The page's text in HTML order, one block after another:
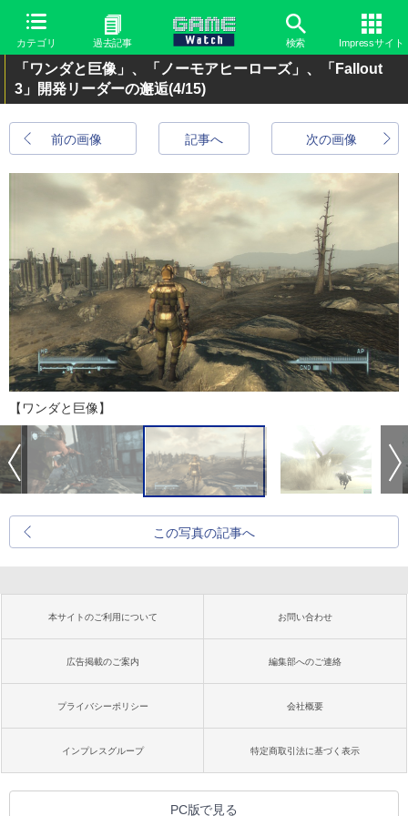
カテゴリ 過去記事 検索 Impressサイト
「ワンダと巨像」、「ノーモアヒーローズ」、「Fallout
3」開発リーダーの邂逅(4/15)
前の画像 次の画像
記事へ
【ワンダと巨像】
この写真の記事へ
本サイトのご利用について お問い合わせ
広告掲載のご案内 編集部へのご連絡
プライバシーポリシー 会社概要
インプレスグループ 特定商取引法に基づく表示
PC版で見る